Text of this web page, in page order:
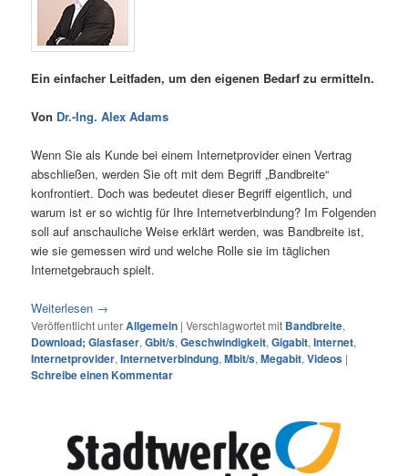
Ein einfacher Leitfaden, um den eigenen Bedarf zu ermitteln.
Von Dr.-Ing. Alex Adams
Wenn Sie als Kunde bei einem Internetprovider einen Vertrag
abschließen, werden Sie oft mit dem Begriff „Bandbreite“
konfrontiert. Doch was bedeutet dieser Begriff eigentlich, und
warum ist er so wichtig für Ihre Internetverbindung? Im Folgenden
soll auf anschauliche Weise erklärt werden, was Bandbreite ist,
wie sie gemessen wird und welche Rolle sie im täglichen
Internetgebrauch spielt.
Weiterlesen →
Veröffentlicht unterAllgemein |Verschlagwortet mit Bandbreite,
Download; Glasfaser,Gbit/s,Geschwindigkeit,Gigabit,Internet,
Internetprovider,Internetverbindung,Mbit/s,Megabit,Videos |
Schreibe einen Kommentar